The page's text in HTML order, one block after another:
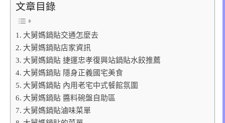
文章目錄
大舅媽鍋貼交通怎麼去
大舅媽鍋貼店家資訊
大舅媽鍋貼 捷運忠孝復興站鍋貼水餃推薦
大舅媽鍋貼 隱身正義國宅美食
大舅媽鍋貼 內用老宅中式餐館氛圍
大舅媽鍋貼 醬料碗盤自助區
大舅媽鍋貼滷味菜單